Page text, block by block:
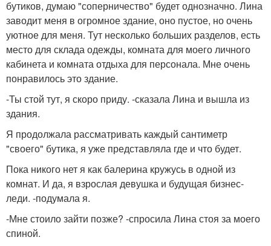
бутиков, думаю "соперничество" будет однозначно. Лина
заводит меня в огромное здание, оно пустое, но очень
уютное для меня. Тут несколько больших разделов, есть
место для склада одежды, комната для моего личного
кабинета и комната отдыха для персонала. Мне очень
понравилось это здание.
-Ты стой тут, я скоро приду. -сказала Лина и вышла из
здания.
Я продолжала рассматривать каждый сантиметр
"своего" бутика, я уже представляла где и что будет.
Пока никого нет я как балерина кружусь в одной из
комнат. И да, я взрослая девушка и будущая бизнес-
леди. -подумала я.
-Мне стоило зайти позже? -спросила Лина стоя за моего
спиной.